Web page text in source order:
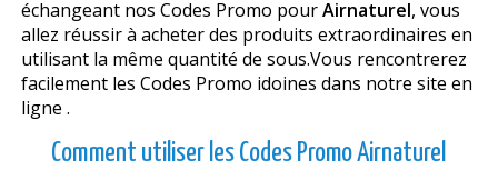
échangeant nos Codes Promo pourAirnaturel, vous
allez réussir à acheter des produits extraordinaires en
utilisant la même quantité de sous.Vous rencontrerez
facilement les Codes Promo idoines dans notre site en
ligne .
Comment utiliser les Codes Promo Airnaturel